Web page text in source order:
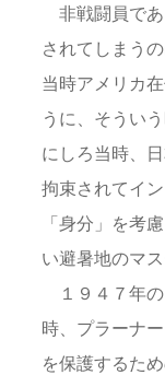
非戦闘員であ
されてしまう
当時アメリカ
うに、そうい
にしろ当時、
拘束されてイ
「身分」を考
い避暑地のマ
１９４７年の
時、プラーナ
を保護するた